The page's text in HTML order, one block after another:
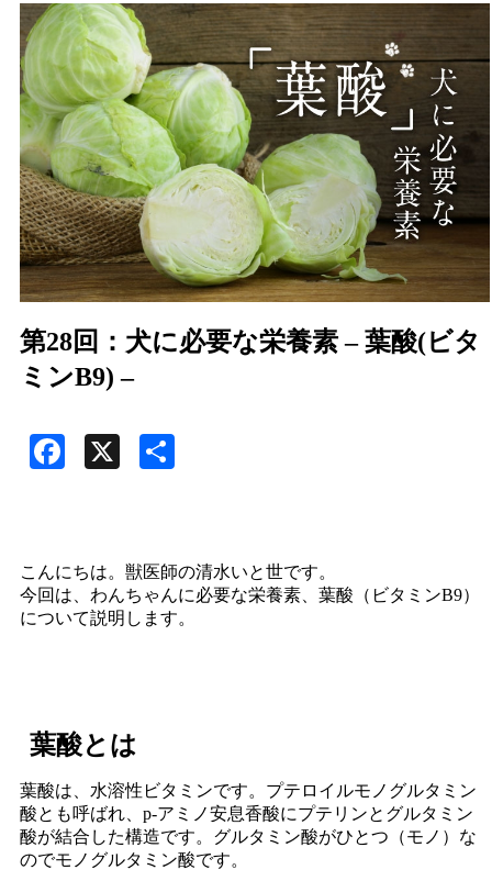
第28回：犬に必要な栄養素 – 葉酸(ビタ
ミンB9) –
Facebook
こんにちは。獣医師の清水いと世です。
今回は、わんちゃんに必要な栄養素、葉酸（ビタミンB9）
について説明します。
葉酸とは
葉酸は、水溶性ビタミンです。プテロイルモノグルタミン
酸とも呼ばれ、p-アミノ安息香酸にプテリンとグルタミン
酸が結合した構造です。グルタミン酸がひとつ（モノ）な
のでモノグルタミン酸です。